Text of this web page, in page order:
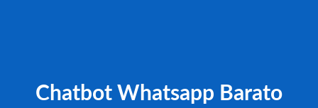
Chatbot Whatsapp Barato